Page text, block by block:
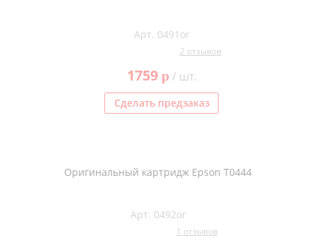
Арт. 0491or
2 отзывов
1759 p/ шт.
Сделать предзаказ
Оригинальный картридж Epson T0444
Арт. 0492or
1 отзывов